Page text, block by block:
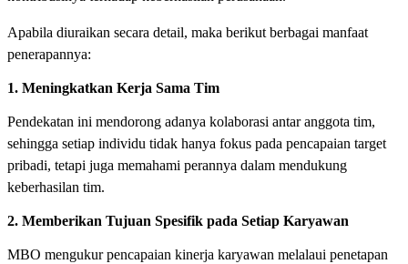
Apabila diuraikan secara detail, maka berikut berbagai manfaat
penerapannya:
1. Meningkatkan Kerja Sama Tim
Pendekatan ini mendorong adanya kolaborasi antar anggota tim,
sehingga setiap individu tidak hanya fokus pada pencapaian target
pribadi, tetapi juga memahami perannya dalam mendukung
keberhasilan tim.
2. Memberikan Tujuan Spesifik pada Setiap Karyawan
MBO mengukur pencapaian kinerja karyawan melalaui penetapan